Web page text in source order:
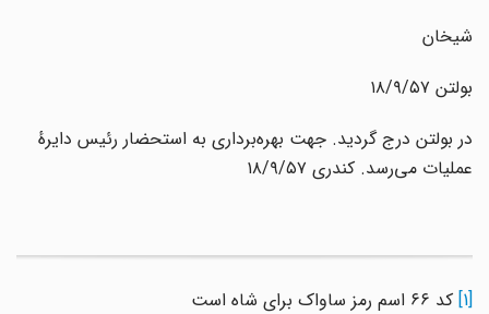
شیخان
بولتن ۱۸/۹/۵۷
در بولتن درج گردید. جهت بهره‌برداری به استحضار رئیس دایرهٔ
عملیات می‌رسد. کندری ۱۸/۹/۵۷
کد ۶۶ اسم رمز ساواک برای شاه است